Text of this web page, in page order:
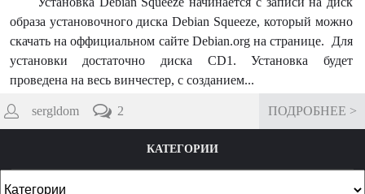
образа установочного диска Debian Squeeze, который можно
скачать на оффициальном сайте Debian.org на странице. Для
установки достаточно диска CD1. Установка будет
проведена на весь винчестер, с созданием...
sergldom ПОДРОБНЕЕ >
2
КАТЕГОРИИ